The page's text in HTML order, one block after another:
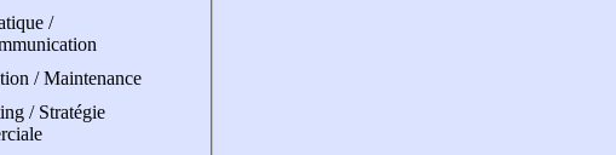
/
/ Maintenance
/ Stratégie